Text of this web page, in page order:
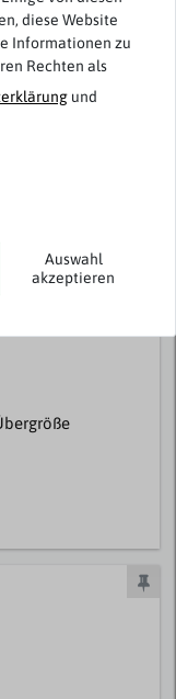
diese Website
Informationen zu
Rechten als
und
Auswahl
akzeptieren